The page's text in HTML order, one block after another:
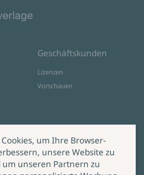
Geschäftskunden
Lizenzen
Vorschauen
um Ihre Browser-
unsere Website zu
unseren Partnern zu